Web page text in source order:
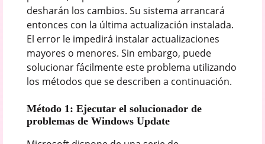
desharán los cambios. Su sistema arrancará
entonces con la última actualización instalada.
El error le impedirá instalar actualizaciones
mayores o menores. Sin embargo, puede
solucionar fácilmente este problema utilizando
los métodos que se describen a continuación.
Método 1: Ejecutar el solucionador de
problemas de Windows Update